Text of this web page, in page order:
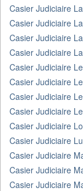
Casier Judiciaire
Casier Judiciaire
Casier Judiciaire
Casier Judiciaire
Casier Judiciaire
Casier Judiciaire
Casier Judiciaire
Casier Judiciaire
Casier Judiciaire
Casier Judiciaire
Casier Judiciaire
Casier Judiciaire
Casier Judiciaire